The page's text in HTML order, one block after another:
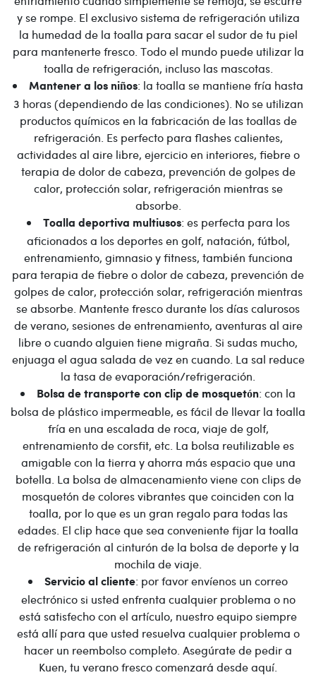
y se rompe. El exclusivo sistema de refrigeración utiliza
la humedad de la toalla para sacar el sudor de tu piel
para mantenerte fresco. Todo el mundo puede utilizar la
toalla de refrigeración, incluso las mascotas.
Mantener a los niños: la toalla se mantiene fría hasta
3 horas (dependiendo de las condiciones). No se utilizan
productos químicos en la fabricación de las toallas de
refrigeración. Es perfecto para flashes calientes,
actividades al aire libre, ejercicio en interiores, fiebre o
terapia de dolor de cabeza, prevención de golpes de
calor, protección solar, refrigeración mientras se
absorbe.
Toalla deportiva multiusos: es perfecta para los
aficionados a los deportes en golf, natación, fútbol,
entrenamiento, gimnasio y fitness, también funciona
para terapia de fiebre o dolor de cabeza, prevención de
golpes de calor, protección solar, refrigeración mientras
se absorbe. Mantente fresco durante los días calurosos
de verano, sesiones de entrenamiento, aventuras al aire
libre o cuando alguien tiene migraña. Si sudas mucho,
enjuaga el agua salada de vez en cuando. La sal reduce
la tasa de evaporación/refrigeración.
Bolsa de transporte con clip de mosquetón: con la
bolsa de plástico impermeable, es fácil de llevar la toalla
fría en una escalada de roca, viaje de golf,
entrenamiento de corsfit, etc. La bolsa reutilizable es
amigable con la tierra y ahorra más espacio que una
botella. La bolsa de almacenamiento viene con clips de
mosquetón de colores vibrantes que coinciden con la
toalla, por lo que es un gran regalo para todas las
edades. El clip hace que sea conveniente fijar la toalla
de refrigeración al cinturón de la bolsa de deporte y la
mochila de viaje.
Servicio al cliente: por favor envíenos un correo
electrónico si usted enfrenta cualquier problema o no
está satisfecho con el artículo, nuestro equipo siempre
está allí para que usted resuelva cualquier problema o
hacer un reembolso completo. Asegúrate de pedir a
Kuen, tu verano fresco comenzará desde aquí.